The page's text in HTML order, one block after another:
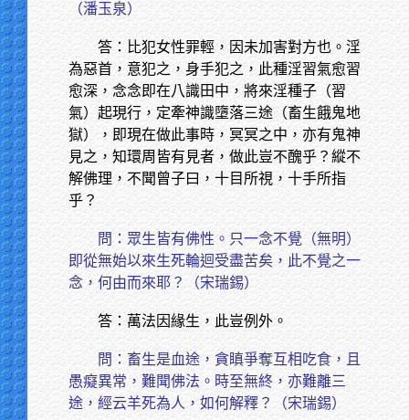
（潘玉泉）
答：比犯女性罪輕，因未加害對方也。淫
為惡首，意犯之，身手犯之，此種淫習氣愈習
愈深，念念即在八識田中，將來淫種子（習
氣）起現行，定牽神識墮落三途（畜生餓鬼地
獄），即現在做此事時，冥冥之中，亦有鬼神
見之，知環周皆有見者，做此豈不醜乎？縱不
解佛理，不聞曾子曰，十目所視，十手所指
乎？
問：眾生皆有佛性。只一念不覺（無明）
即從無始以來生死輪迴受盡苦矣，此不覺之一
念，何由而來耶？（宋瑞錫）
答：萬法因緣生，此豈例外。
問：畜生是血途，貪瞋爭奪互相吃食，且
愚癡異常，難聞佛法。時至無終，亦難離三
途，經云羊死為人，如何解釋？（宋瑞錫）